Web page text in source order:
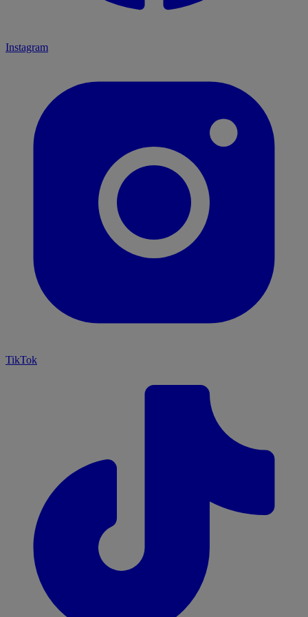
Instagram
TikTok